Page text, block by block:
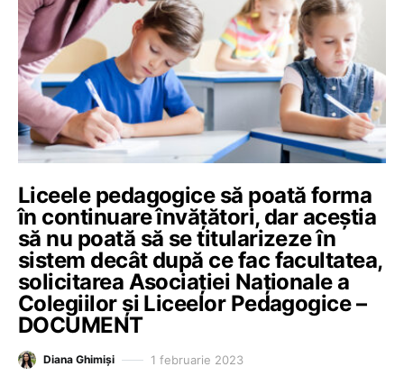
Liceele pedagogice să poată forma
în continuare învățători, dar aceștia
să nu poată să se titularizeze în
sistem decât după ce fac facultatea,
solicitarea Asociaţiei Naţionale a
Colegiilor şi Liceelor Pedagogice –
DOCUMENT
Diana Ghimiși 1 februarie 2023